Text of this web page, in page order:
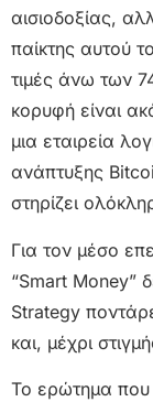
αισιοδοξίας,
παίκτης αυτού
τιμές άνω των
κορυφή είναι
μια εταιρεία
ανάπτυξης
στηρίζει
Για τον μέσο
“Smart Money”
Strategy
και, μέχρι
Το ερώτημα που